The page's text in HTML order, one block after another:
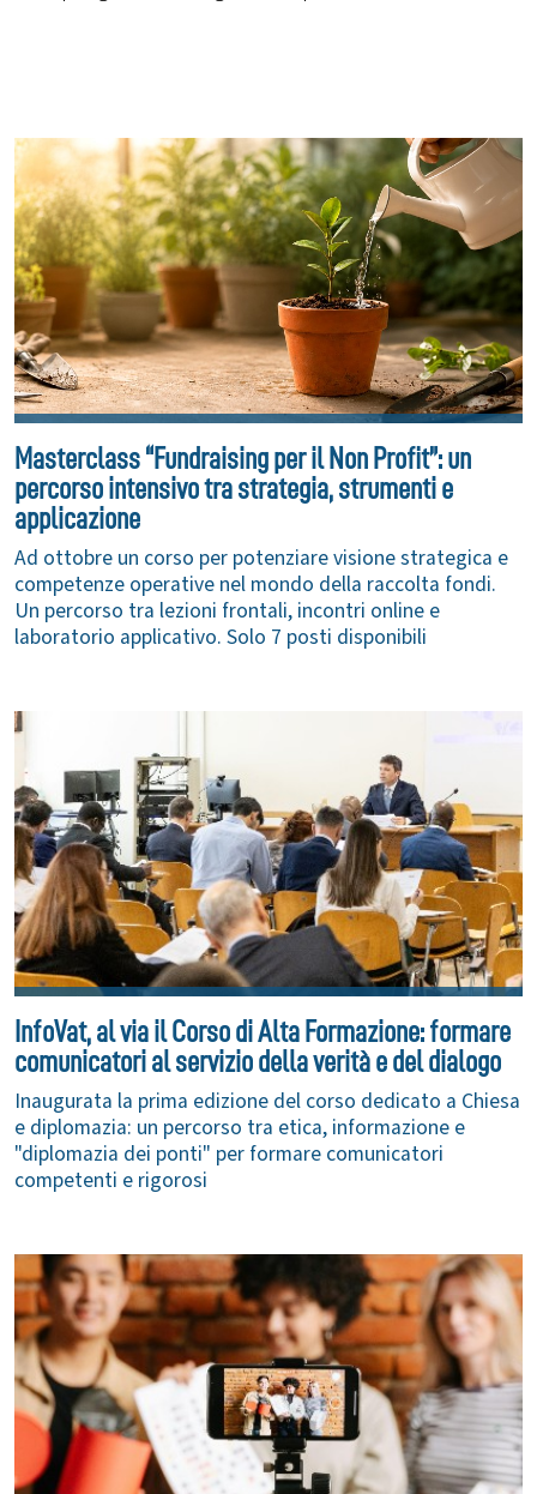
Masterclass “Fundraising per il Non Profit”: un
percorso intensivo tra strategia, strumenti e
applicazione
Ad ottobre un corso per potenziare visione strategica e
competenze operative nel mondo della raccolta fondi.
Un percorso tra lezioni frontali, incontri online e
laboratorio applicativo. Solo 7 posti disponibili
InfoVat, al via il Corso di Alta Formazione: formare
comunicatori al servizio della verità e del dialogo
Inaugurata la prima edizione del corso dedicato a Chiesa
e diplomazia: un percorso tra etica, informazione e
"diplomazia dei ponti" per formare comunicatori
competenti e rigorosi